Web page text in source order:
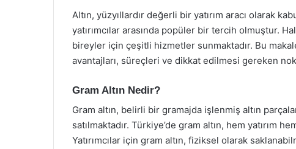
Altın, yüzyıllardır değerli bir yatırım aracı olarak
yatırımcılar arasında popüler bir tercih olmuştur.
bireyler için çeşitli hizmetler sunmaktadır. Bu
avantajları, süreçleri ve dikkat edilmesi gereken
Gram Altın Nedir?
Gram altın, belirli bir gramajda işlenmiş altın
satılmaktadır. Türkiye’de gram altın, hem yatırım
Yatırımcılar için gram altın, fiziksel olarak